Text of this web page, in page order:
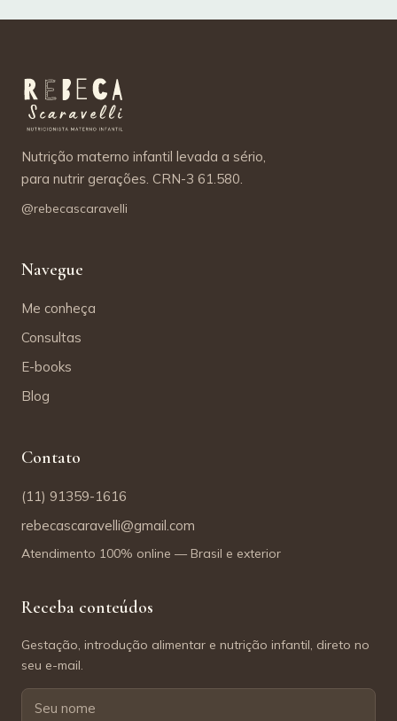
Nutrição materno infantil levada a sério,
para nutrir gerações. CRN-3 61.580.
@rebecascaravelli
Navegue
Me conheça
Consultas
E-books
Blog
Contato
(11) 91359-1616
rebecascaravelli@gmail.com
Atendimento 100% online — Brasil e exterior
Receba conteúdos
Gestação, introdução alimentar e nutrição infantil, direto no
seu e-mail.